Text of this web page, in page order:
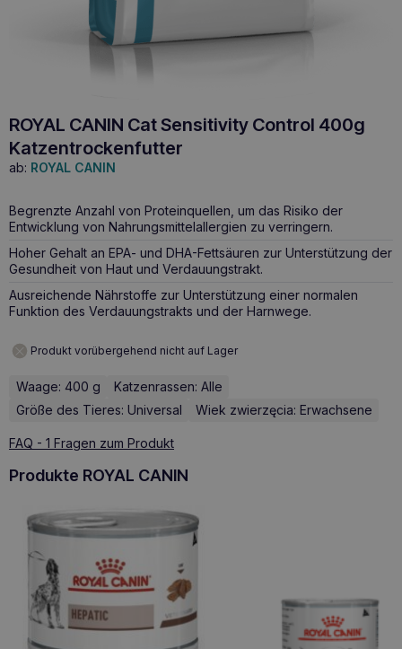
ROYAL CANIN Cat Sensitivity Control 400g
Katzentrockenfutter
ab: ROYAL CANIN
Begrenzte Anzahl von Proteinquellen, um das Risiko der
Entwicklung von Nahrungsmittelallergien zu verringern.
Hoher Gehalt an EPA- und DHA-Fettsäuren zur Unterstützung der
Gesundheit von Haut und Verdauungstrakt.
Ausreichende Nährstoffe zur Unterstützung einer normalen
Funktion des Verdauungstrakts und der Harnwege.
Produkt vorübergehend nicht auf Lager
Waage: 400 g
Katzenrassen: Alle
Größe des Tieres: Universal
Wiek zwierzęcia: Erwachsene
FAQ - 1 Fragen zum Produkt
Produkte ROYAL CANIN